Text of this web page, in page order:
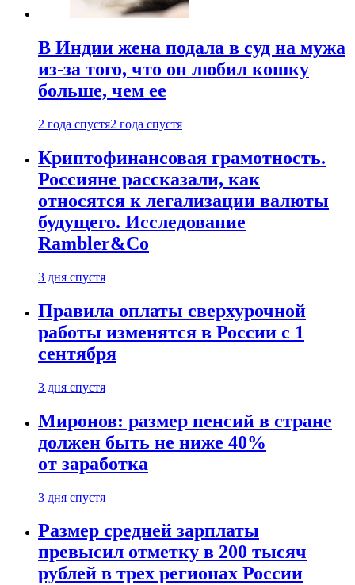
В Индии жена подала в суд на мужа
из-за того, что он любил кошку
больше, чем ее
2 года спустя2 года спустя
Криптофинансовая грамотность.
Россияне рассказали, как
относятся к легализации валюты
будущего. Исследование
Rambler&Co
3 дня спустя
Правила оплаты сверхурочной
работы изменятся в России с 1
сентября
3 дня спустя
Миронов: размер пенсий в стране
должен быть не ниже 40%
от заработка
3 дня спустя
Размер средней зарплаты
превысил отметку в 200 тысяч
рублей в трех регионах России